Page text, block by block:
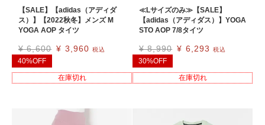
【SALE】【adidas（アディダ
ス）】【2022秋冬】メンズ M
YOGA AOP タイツ
¥ 6,600 ¥ 3,960 税込
40%OFF
在庫切れ
≪Lサイズのみ≫【SALE】
【adidas（アディダス）】YOGA
STO AOP 7/8タイツ
¥ 8,990 ¥ 6,293 税込
30%OFF
在庫切れ